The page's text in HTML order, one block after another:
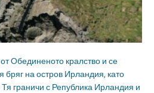
Обединеното кралство и се
бряг на остров Ирландия, като
граничи с Република Ирландия и